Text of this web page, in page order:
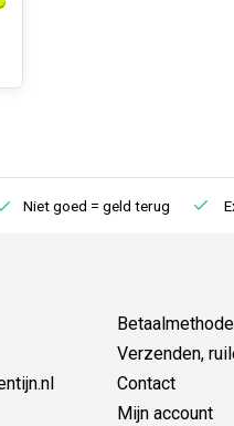
Niet goed = geld terug
Verzenden,
Contact
Mijn account